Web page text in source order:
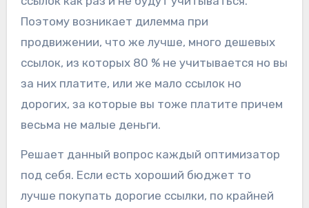
Поэтому возникает дилемма при
продвижении, что же лучше, много дешевых
ссылок, из которых 80 % не учитывается но вы
за них платите, или же мало ссылок но
дорогих, за которые вы тоже платите причем
весьма не малые деньги.
Решает данный вопрос каждый оптимизатор
под себя. Если есть хороший бюджет то
лучше покупать дорогие ссылки, по крайней